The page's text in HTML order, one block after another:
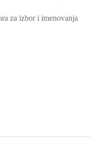
za izbor i imenovanja